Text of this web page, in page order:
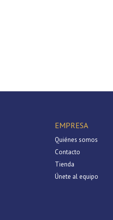
EMPRESA
Quiénes somos
Contacto
Tienda
Únete al equipo